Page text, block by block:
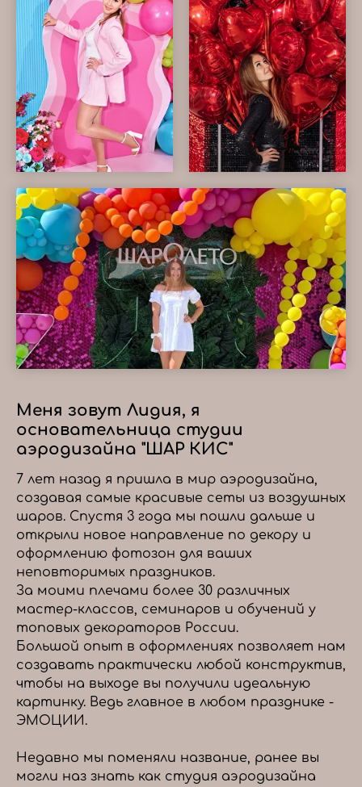
Меня зовут Лидия, я
основательница студии
аэродизайна "ШАР КИС"
7 лет назад я пришла в мир аэродизайна,
создавая самые красивые сеты из воздушных
шаров. Спустя 3 года мы пошли дальше и
открыли новое направление по декору и
оформлению фотозон для ваших
неповторимых праздников.
За моими плечами более 30 различных
мастер-классов, семинаров и обучений у
топовых декораторов России.
Большой опыт в оформлениях позволяет нам
создавать практически любой конструктив,
чтобы на выходе вы получили идеальную
картинку. Ведь главное в любом празднике -
ЭМОЦИИ.
Недавно мы поменяли название, ранее вы
могли наз знать как студия аэродизайна